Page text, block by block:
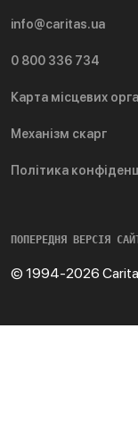
info@caritas.ua
0 800 336 734
Карта місцевих
Механізм скарг
Політика
ПОПЕРЕДНЯ ВЕРСІЯ
© 1994-2026